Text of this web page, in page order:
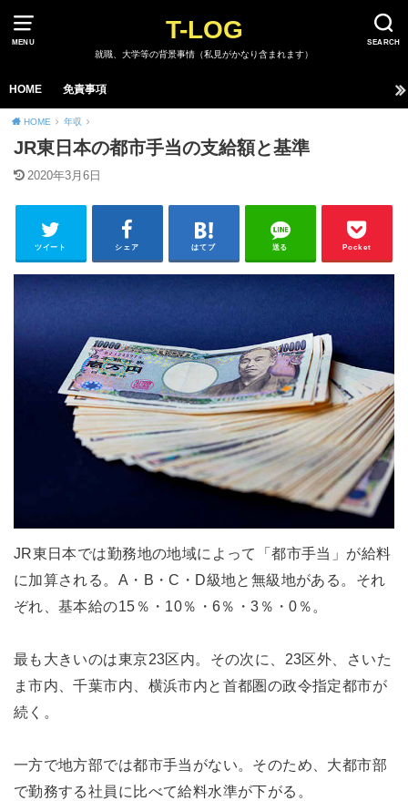
MENU SEARCH
T-LOG
就職、大学等の背景事情（私見がかなり含まれます）
HOME 免責事項
HOME 年収
JR東日本の都市手当の支給額と基準
2020年3月6日
ツイート シェア はてブ 送る Pocket
JR東日本では勤務地の地域によって「都市手当」が給料
に加算される。A・B・C・D級地と無級地がある。それ
ぞれ、基本給の15％・10％・6％・3％・0％。
最も大きいのは東京23区内。その次に、23区外、さいた
ま市内、千葉市内、横浜市内と首都圏の政令指定都市が
続く。
一方で地方部では都市手当がない。そのため、大都市部
で勤務する社員に比べて給料水準が下がる。